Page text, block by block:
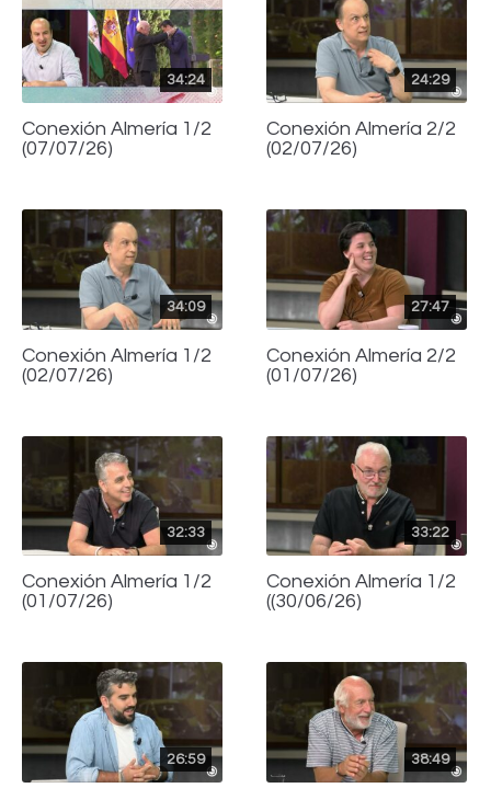
34:24
Conexión Almería 1/2
(07/07/26)
24:29
Conexión Almería 2/2
(02/07/26)
34:09
Conexión Almería 1/2
(02/07/26)
27:47
Conexión Almería 2/2
(01/07/26)
32:33
Conexión Almería 1/2
(01/07/26)
33:22
Conexión Almería 1/2
((30/06/26)
26:59 38:49